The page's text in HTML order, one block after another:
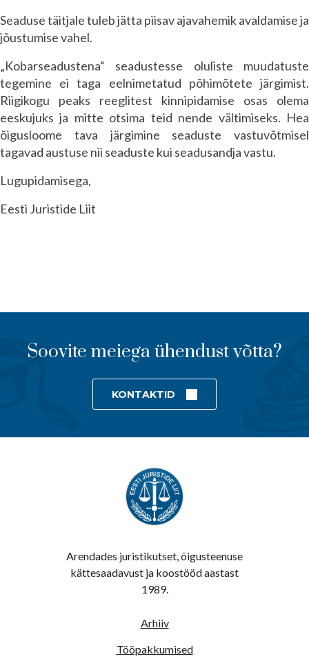
Seaduse täitjale tuleb jätta piisav ajavahemik avaldamise ja
jõustumise vahel.
„Kobarseadustena“ seadustesse oluliste muudatuste
tegemine ei taga eelnimetatud põhimõtete järgimist.
Riigikogu peaks reeglitest kinnipidamise osas olema
eeskujuks ja mitte otsima teid nende vältimiseks. Hea
õigusloome tava järgimine seaduste vastuvõtmisel
tagavad austuse nii seaduste kui seadusandja vastu.
Lugupidamisega,
Eesti Juristide Liit
Soovite meiega ühendust võtta?
KONTAKTID
Arendades juristikutset, õigusteenuse
kättesaadavust ja koostööd aastast
1989.
Arhiiv
Tööpakkumised